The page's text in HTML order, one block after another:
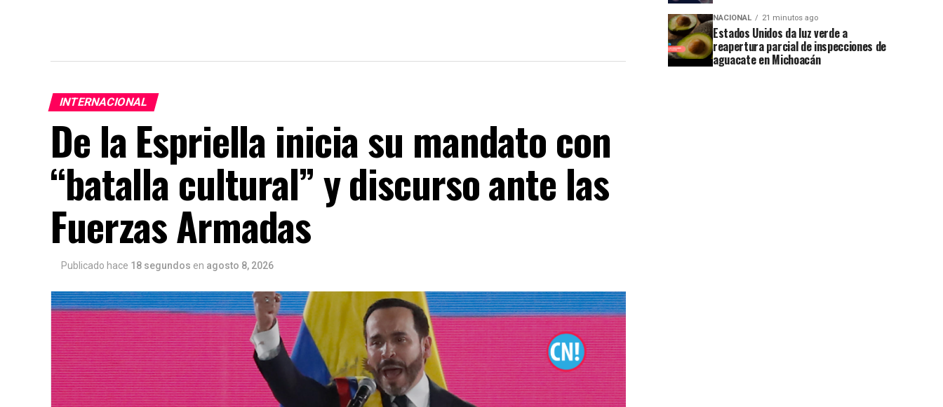
INTERNACIONAL
De la Espriella inicia su mandato con
“batalla cultural” y discurso ante las
Fuerzas Armadas
Publicado hace 18 segundos en agosto 8, 2026
NACIONAL 21 minutos ago
Estados Unidos da luz verde a
reapertura parcial de inspecciones de
aguacate en Michoacán